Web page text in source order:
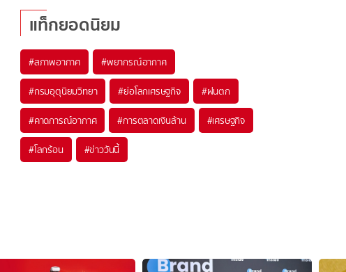
แท็กยอดนิยม
#สภาพอากาศ #พยากรณ์อากาศ
#กรมอุตุนิยมวิทยา #ย่อโลกเศรษฐกิจ #ฝนตก
#คาดการณ์อากาศ #การตลาดเงินล้าน #เศรษฐกิจ
#โลกร้อน #ข่าววันนี้